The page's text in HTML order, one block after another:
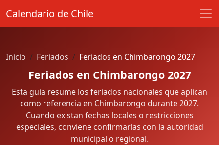
Calendario de Chile
Inicio Feriados Feriados en Chimbarongo 2027
Feriados en Chimbarongo 2027
Esta guia resume los feriados nacionales que aplican
como referencia en Chimbarongo durante 2027.
Cuando existan fechas locales o restricciones
especiales, conviene confirmarlas con la autoridad
municipal o regional.